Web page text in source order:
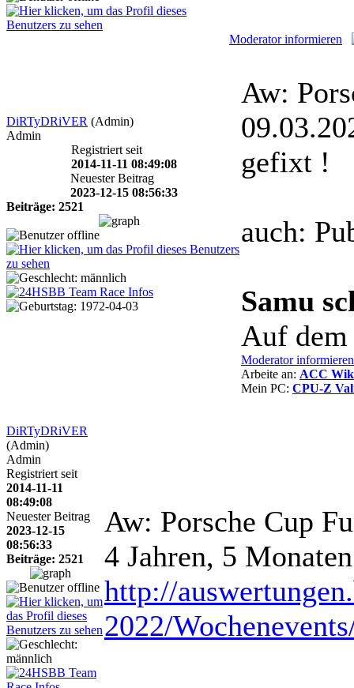
Moderator informieren
DiRTyDRiVER (Admin)
Admin
Registriert seit
2014-11-11 08:49:08
Neuester Beitrag
2023-12-15 08:56:33
Beiträge: 2521
Aw:
gefixt !
auch:
Samu
Auf dem
Moderator informieren
Arbeite an: ACC
Mein PC: CPU-Z
DiRTyDRiVER
(Admin)
Admin
Registriert seit
2014-11-11
08:49:08
Neuester Beitrag
2023-12-15
08:56:33
Beiträge: 2521
Aw: Porsche Cup
4 Jahren, 5 Monaten
http://
2022/